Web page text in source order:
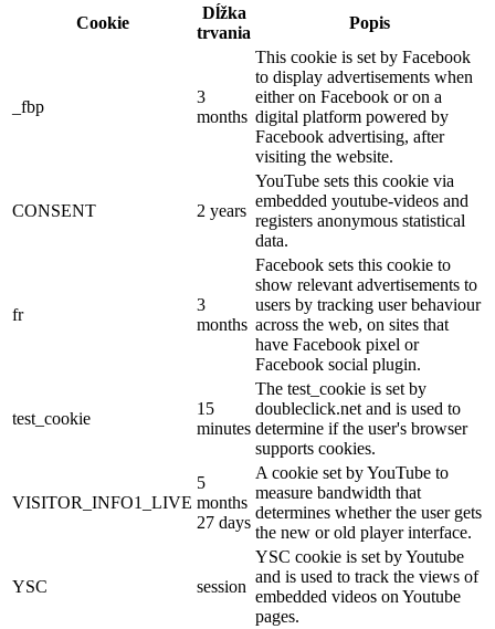
Cookie
Dĺžka
trvania
Popis
_fbp
3
months
This cookie is set by Facebook
to display advertisements when
either on Facebook or on a
digital platform powered by
Facebook advertising, after
visiting the website.
CONSENT 2 years
YouTube sets this cookie via
embedded youtube-videos and
registers anonymous statistical
data.
fr
3
months
Facebook sets this cookie to
show relevant advertisements to
users by tracking user behaviour
across the web, on sites that
have Facebook pixel or
Facebook social plugin.
test_cookie
15
minutes
The test_cookie is set by
doubleclick.net and is used to
determine if the user's browser
supports cookies.
VISITOR_INFO1_LIVE
5
months
27 days
A cookie set by YouTube to
measure bandwidth that
determines whether the user gets
the new or old player interface.
YSC session
YSC cookie is set by Youtube
and is used to track the views of
embedded videos on Youtube
pages.